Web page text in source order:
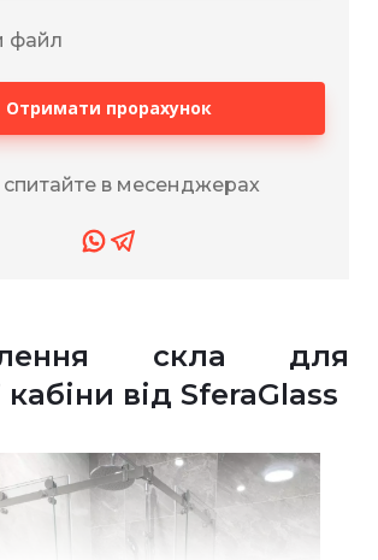
файл
Отримати прорахунок
в месенджерах
скла для
від SferaGlass